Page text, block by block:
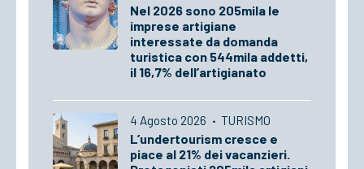
Nel 2026 sono 205mila le
imprese artigiane
interessate da domanda
turistica con 544mila addetti,
il 16,7% dell’artigianato
4 Agosto 2026 · TURISMO
L’undertourism cresce e
piace al 21% dei vacanzieri.